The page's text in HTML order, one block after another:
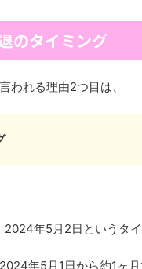
タイミング
われる理由2つ目は、
年5月2日というタイ
年5月1日から約1ヶ